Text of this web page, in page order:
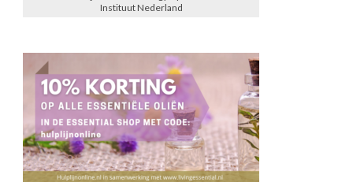
Instituut Nederland